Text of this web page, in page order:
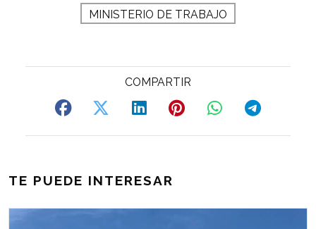
MINISTERIO DE TRABAJO
TE PUEDE INTERESAR